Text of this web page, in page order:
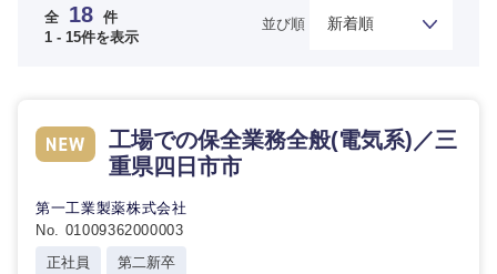
全 18 件
1 - 15件を表示
並び順
工場での保全業務全般(電気系)／三
重県四日市市
第一工業製薬株式会社
No. 01009362000003
正社員
第二新卒